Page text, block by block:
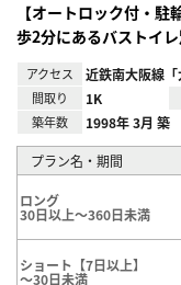
【オートロック付・
歩2分にあるバストイ
アクセス 近鉄南大阪線「
間取り 1K
築年数 1998年 3月 築
プラン名・期間
ロング
30日以上～360日未満
ショート【7日以上】
～30日未満